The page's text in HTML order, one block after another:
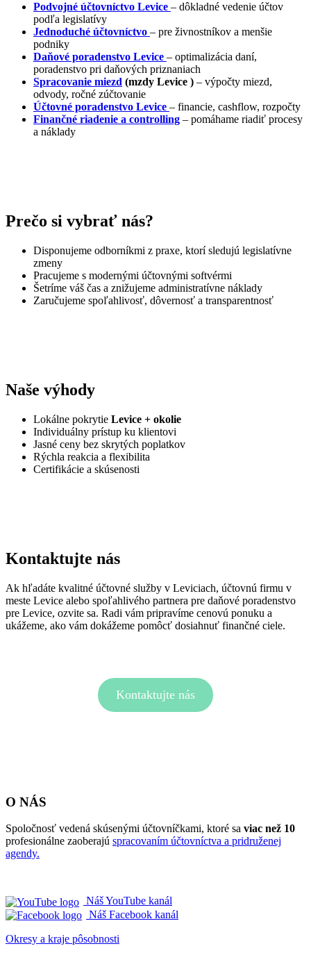
Podvojné účtovníctvo Levice – dôkladné vedenie účtov
podľa legislatívy
Jednoduché účtovníctvo – pre živnostníkov a menšie
podniky
Daňové poradenstvo Levice – optimalizácia daní,
poradenstvo pri daňových priznaniach
Spracovanie miezd (mzdy Levice ) – výpočty miezd,
odvody, ročné zúčtovanie
Účtovné poradenstvo Levice – financie, cashflow, rozpočty
Finančné riadenie a controlling – pomáhame riadiť procesy
a náklady
Prečo si vybrať nás?
Disponujeme odborníkmi z praxe, ktorí sledujú legislatívne
zmeny
Pracujeme s modernými účtovnými softvérmi
Šetríme váš čas a znižujeme administratívne náklady
Zaručujeme spoľahlivosť, dôvernosť a transparentnosť
Naše výhody
Lokálne pokrytie Levice + okolie
Individuálny prístup ku klientovi
Jasné ceny bez skrytých poplatkov
Rýchla reakcia a flexibilita
Certifikácie a skúsenosti
Kontaktujte nás
Ak hľadáte kvalitné účtovné služby v Leviciach, účtovnú firmu v
meste Levice alebo spoľahlivého partnera pre daňové poradenstvo
pre Levice, ozvite sa. Radi vám pripravíme cenovú ponuku a
ukážeme, ako vám dokážeme pomôcť dosiahnuť finančné ciele.
Kontaktujte nás
O NÁS
Spoločnosť vedená skúsenými účtovníčkami, ktoré sa viac než 10
profesionálne zaoberajú spracovaním účtovníctva a pridruženej
agendy.
Náš YouTube kanál
Náš Facebook kanál
Okresy a kraje pôsobnosti